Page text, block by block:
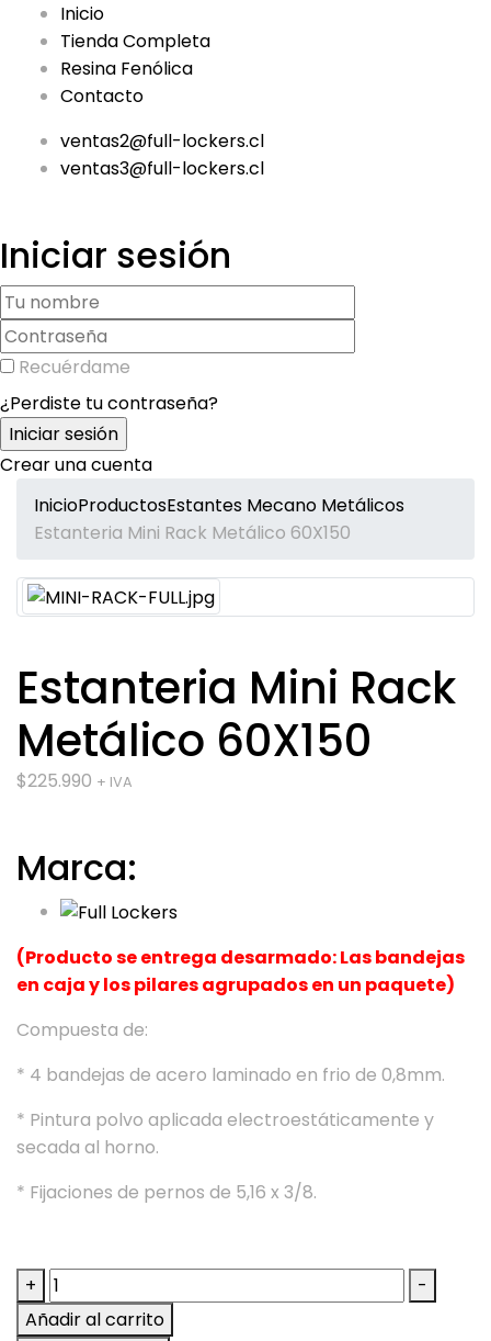
Inicio
Tienda Completa
Resina Fenólica
Contacto
ventas2@full-lockers.cl
ventas3@full-lockers.cl
Iniciar sesión
Recuérdame
¿Perdiste tu contraseña?
Crear una cuenta
InicioProductosEstantes Mecano Metálicos
Estanteria Mini Rack Metálico 60X150
Estanteria Mini Rack
Metálico 60X150
$225.990 + IVA
Marca:
(Producto se entrega desarmado: Las bandejas
en caja y los pilares agrupados en un paquete)
Compuesta de:
* 4 bandejas de acero laminado en frio de 0,8mm.
* Pintura polvo aplicada electroestáticamente y
secada al horno.
* Fijaciones de pernos de 5,16 x 3/8.
+
Estanteria
Mini
-
Añadir al carrito